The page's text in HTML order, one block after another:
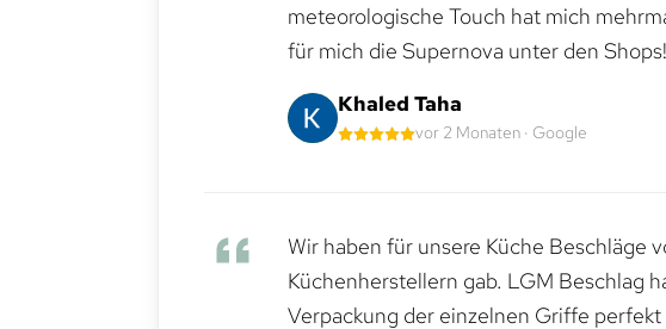
meteorologische Touch hat mich
für mich die Supernova unter den Shops!
Khaled Taha
vor 2 Monaten · Google
Wir haben für unsere Küche Beschläge
Küchenherstellern gab. LGM Beschlag
Verpackung der einzelnen Griffe perfekt